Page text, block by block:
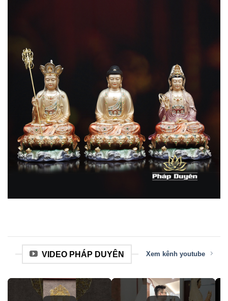
VIDEO PHÁP DUYÊN Xem kênh youtube